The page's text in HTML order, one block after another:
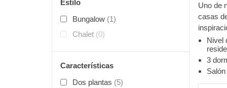
Estilo
Bungalow (1)
Chalet (0)
Características
Dos plantas (5)
Uno de
casas
dejará
vertical
tejado a
Nivel
3